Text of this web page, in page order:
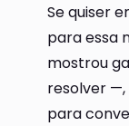
Se quiser
para essa
mostrou
resolver —,
para